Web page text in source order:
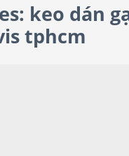
keo dán
tphcm